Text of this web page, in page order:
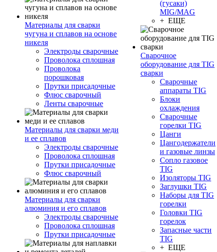
Материалы для сварки
чугуна и сплавов на основе
никеля
Электроды сварочные
Проволока сплошная
Проволока
порошковая
Прутки присадочные
Флюс сварочный
Ленты сварочные
Материалы для сварки меди
и ее сплавов
Электроды сварочные
Проволока сплошная
Прутки присадочные
Флюс сварочный
Материалы для сварки
алюминия и его сплавов
Электроды сварочные
Проволока сплошная
Прутки присадочные
(гусаки)
MIG/MAG
+ ЕЩЕ
Сварочное
оборудование для TIG
сварки
Сварочные
аппараты TIG
Блоки
охлаждения
Сварочные
горелки TIG
Цанги
Цангодержатели
и газовые линзы
Сопло газовое
TIG
Изоляторы TIG
Заглушки TIG
Наборы для TIG
горелки
Головки TIG
горелок
Запасные части
TIG
+ ЕЩЕ